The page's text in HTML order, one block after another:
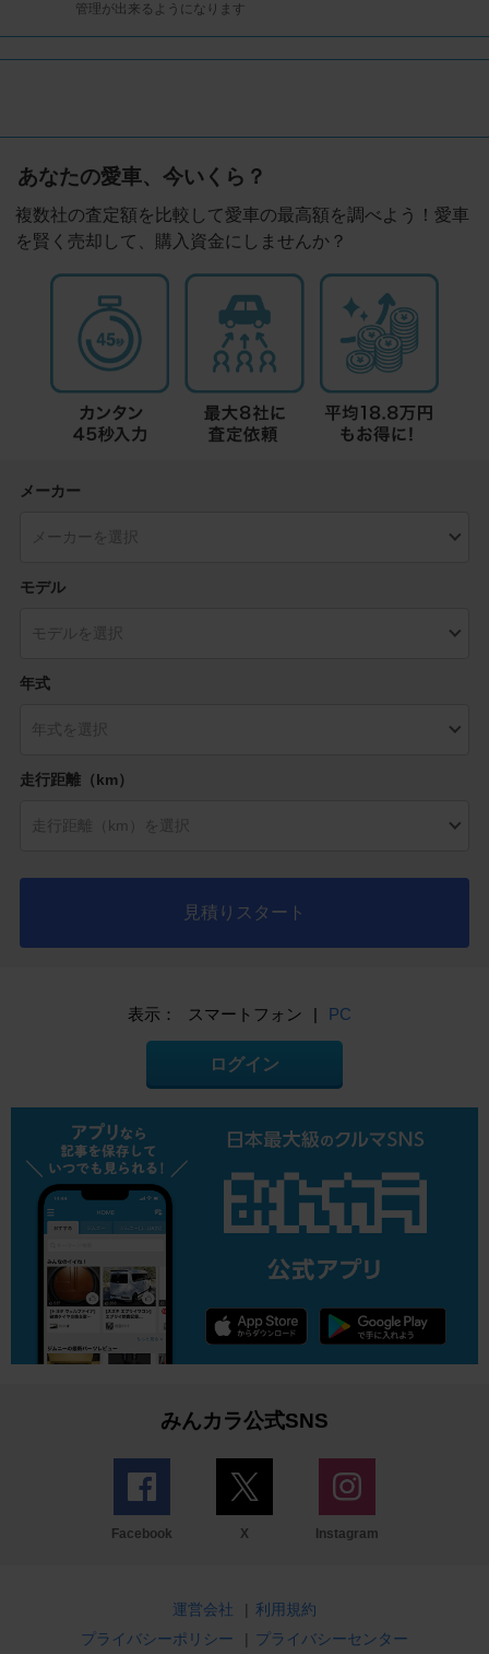
管理が出来るようになります
あなたの愛車、今いくら？
複数社の査定額を比較して愛車の最高額を調べよう！愛車
を賢く売却して、購入資金にしませんか？
メーカー
モデル
年式
走行距離（km）
見積りスタート
表示： スマートフォン | PC
ログイン
みんカラ公式SNS
Facebook X Instagram
運営会社 | 利用規約
プライバシーポリシー
| プライバシーセンター